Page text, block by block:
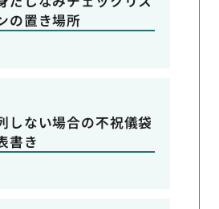
の置き場所
しない場合の不祝儀袋
書き